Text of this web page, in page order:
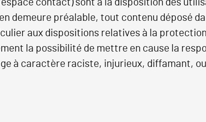
contact) sont à la disposition des
demeure préalable, tout contenu déposé
aux dispositions relatives à la
la possibilité de mettre en cause la
à caractère raciste, injurieux, diffamant,